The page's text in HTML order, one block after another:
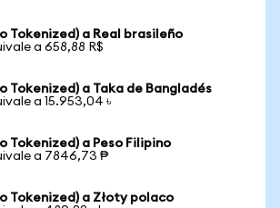
Tokenized) a Real brasileño
a 658,88 R$
Tokenized) a Taka de Bangladés
a 15.953,04 ৳
Tokenized) a Peso Filipino
a 7846,73 ₱
Tokenized) a Złoty polaco